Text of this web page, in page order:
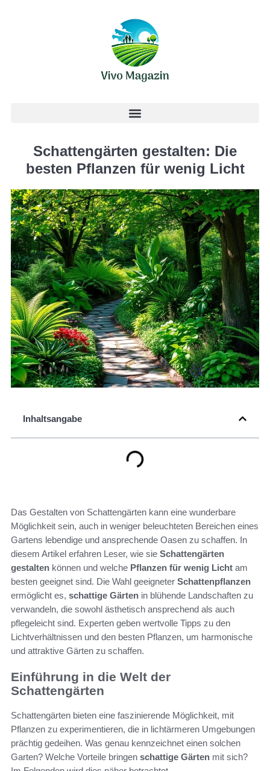
Schattengärten gestalten: Die
besten Pflanzen für wenig Licht
Inhaltsangabe
Das Gestalten von Schattengärten kann eine wunderbare
Möglichkeit sein, auch in weniger beleuchteten Bereichen eines
Gartens lebendige und ansprechende Oasen zu schaffen. In
diesem Artikel erfahren Leser, wie sie Schattengärten
gestalten können und welche Pflanzen für wenig Licht am
besten geeignet sind. Die Wahl geeigneter Schattenpflanzen
ermöglicht es, schattige Gärten in blühende Landschaften zu
verwandeln, die sowohl ästhetisch ansprechend als auch
pflegeleicht sind. Experten geben wertvolle Tipps zu den
Lichtverhältnissen und den besten Pflanzen, um harmonische
und attraktive Gärten zu schaffen.
Einführung in die Welt der
Schattengärten
Schattengärten bieten eine faszinierende Möglichkeit, mit
Pflanzen zu experimentieren, die in lichtärmeren Umgebungen
prächtig gedeihen. Was genau kennzeichnet einen solchen
Garten? Welche Vorteile bringen schattige Gärten mit sich?